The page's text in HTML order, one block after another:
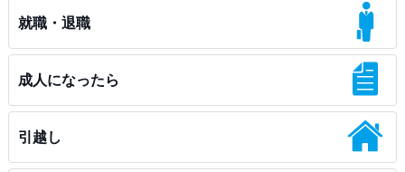
就職・退職
成人になったら
引越し